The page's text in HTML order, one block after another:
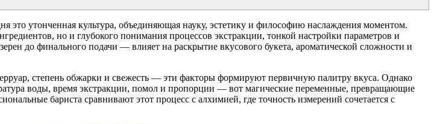
это утонченная культура, объединяющая науку, эстетику и философию наслаждения моментом.
но и глубокого понимания процессов экстракции, тонкой настройки параметров и
до финального подачи — влияет на раскрытие вкусового букета, ароматической сложности и
степень обжарки и свежесть — эти факторы формируют первичную палитру вкуса. Однако
воды, время экстракции, помол и пропорции — вот магические переменные, превращающие
бариста сравнивают этот процесс с алхимией, где точность измерений сочетается с